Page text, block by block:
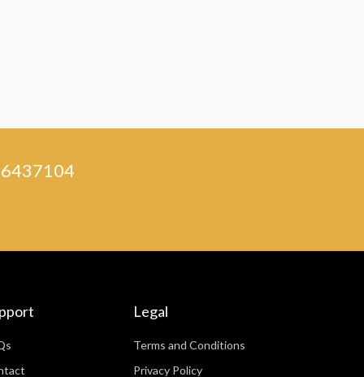
Legal
Terms and Conditions
Privacy Policy